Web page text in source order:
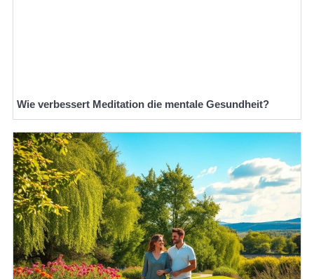
Wie verbessert Meditation die mentale Gesundheit?